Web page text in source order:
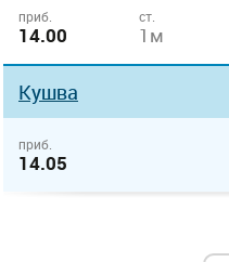
приб.
14.00
ст.
1м
Кушва
приб.
14.05